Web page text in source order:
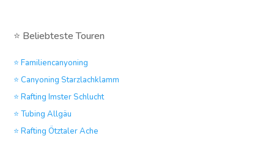
⭐ Beliebteste Touren
⭐ Familiencanyoning
⭐ Canyoning Starzlachklamm
⭐ Rafting Imster Schlucht
⭐ Tubing Allgäu
⭐ Rafting Ötztaler Ache